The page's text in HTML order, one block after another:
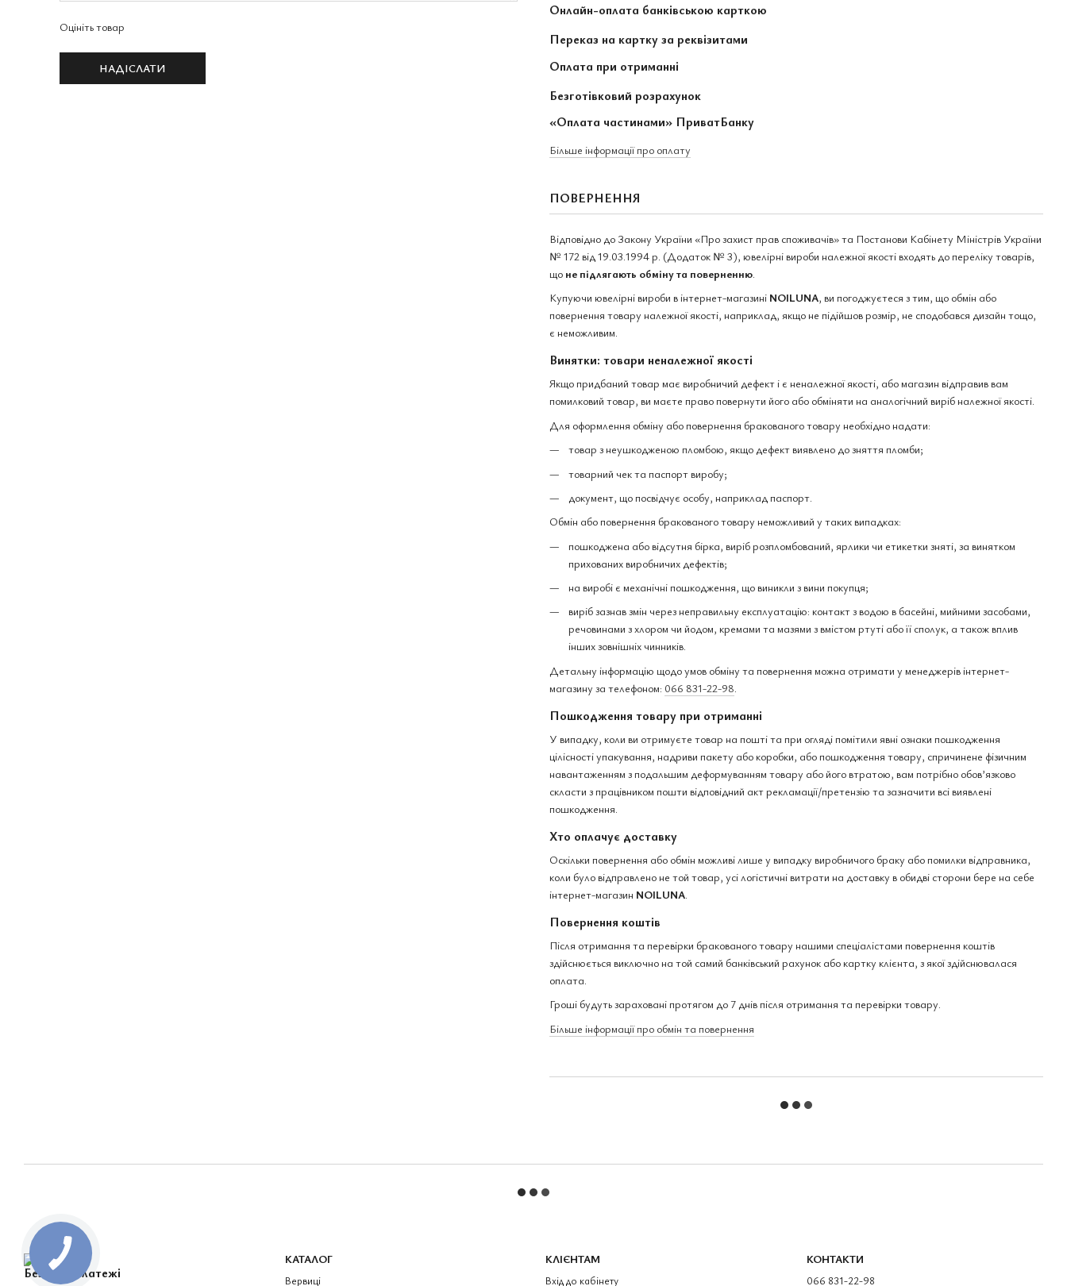
Оцініть товар
НАДІСЛАТИ
Онлайн-оплата банківською карткою
Переказ на картку за реквізитами
Оплата при отриманні
Безготівковий розрахунок
«Оплата частинами» ПриватБанку
Більше інформації про оплату
ПОВЕРНЕННЯ
Відповідно до Закону України «Про захист прав споживачів» та Постанови Кабінету Міністрів України
№ 172 від 19.03.1994 р. (Додаток № 3), ювелірні вироби належної якості входять до переліку товарів,
що не підлягають обміну та поверненню.
Купуючи ювелірні вироби в інтернет-магазині NOILUNA, ви погоджуєтеся з тим, що обмін або
повернення товару належної якості, наприклад, якщо не підійшов розмір, не сподобався дизайн тощо,
є неможливим.
Винятки: товари неналежної якості
Якщо придбаний товар має виробничий дефект і є неналежної якості, або магазин відправив вам
помилковий товар, ви маєте право повернути його або обміняти на аналогічний виріб належної якості.
Для оформлення обміну або повернення бракованого товару необхідно надати:
товар з неушкодженою пломбою, якщо дефект виявлено до зняття пломби;
товарний чек та паспорт виробу;
документ, що посвідчує особу, наприклад паспорт.
Обмін або повернення бракованого товару неможливий у таких випадках:
пошкоджена або відсутня бірка, виріб розпломбований, ярлики чи етикетки зняті, за винятком
прихованих виробничих дефектів;
на виробі є механічні пошкодження, що виникли з вини покупця;
виріб зазнав змін через неправильну експлуатацію: контакт з водою в басейні, мийними засобами,
речовинами з хлором чи йодом, кремами та мазями з вмістом ртуті або її сполук, а також вплив
інших зовнішніх чинників.
Детальну інформацію щодо умов обміну та повернення можна отримати у менеджерів інтернет-
магазину за телефоном: 066 831-22-98.
Пошкодження товару при отриманні
У випадку, коли ви отримуєте товар на пошті та при огляді помітили явні ознаки пошкодження
цілісності упакування, надриви пакету або коробки, або пошкодження товару, спричинене фізичним
навантаженням з подальшим деформуванням товару або його втратою, вам потрібно обов’язково
скласти з працівником пошти відповідний акт рекламації/претензію та зазначити всі виявлені
пошкодження.
Хто оплачує доставку
Оскільки повернення або обмін можливі лише у випадку виробничого браку або помилки відправника,
коли було відправлено не той товар, усі логістичні витрати на доставку в обидві сторони бере на себе
інтернет-магазин NOILUNA.
Повернення коштів
Після отримання та перевірки бракованого товару нашими спеціалістами повернення коштів
здійснюється виключно на той самий банківський рахунок або картку клієнта, з якої здійснювалася
оплата.
Гроші будуть зараховані протягом до 7 днів після отримання та перевірки товару.
Більше інформації про обмін та повернення
Безпечні платежі
КАТАЛОГ
Вервиці
КЛІЄНТАМ
Вхід до кабінету
КОНТАКТИ
066 831-22-98